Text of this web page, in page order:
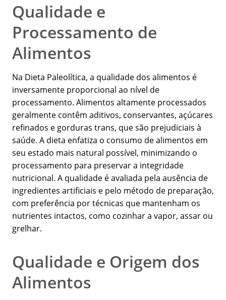
Qualidade e
Processamento de
Alimentos
Na Dieta Paleolítica, a qualidade dos alimentos é
inversamente proporcional ao nível de
processamento. Alimentos altamente processados
geralmente contêm aditivos, conservantes, açúcares
refinados e gorduras trans, que são prejudiciais à
saúde. A dieta enfatiza o consumo de alimentos em
seu estado mais natural possível, minimizando o
processamento para preservar a integridade
nutricional. A qualidade é avaliada pela ausência de
ingredientes artificiais e pelo método de preparação,
com preferência por técnicas que mantenham os
nutrientes intactos, como cozinhar a vapor, assar ou
grelhar.
Qualidade e Origem dos
Alimentos